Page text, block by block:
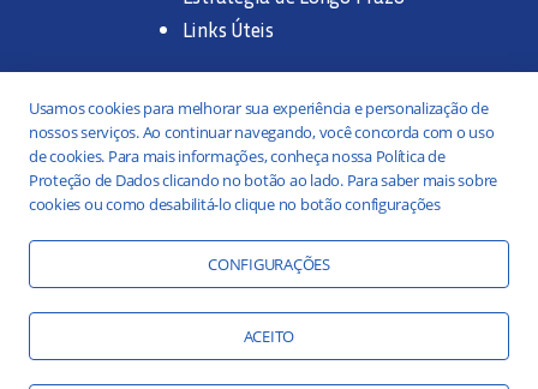
Links Úteis
Trabalhe na SANASA
Concurso Público
Estágio
Portal da Transparência
Práticas ESG
Responsabilidade Social
Educação Ambiental
Usamos cookies para melhorar sua experiência e personalização de
nossos serviços. Ao continuar navegando, você concorda com o uso
de cookies. Para mais informações, conheça nossa Política de
Proteção de Dados clicando no botão ao lado. Para saber mais sobre
cookies ou como desabilitá-lo clique no botão configurações
CONFIGURAÇÕES
ACEITO